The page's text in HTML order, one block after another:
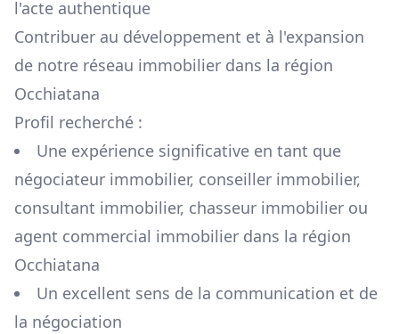
l'acte authentique
Contribuer au développement et à l'expansion
de notre réseau immobilier dans la région
Occhiatana
Profil recherché :
Une expérience significative en tant que
négociateur immobilier, conseiller immobilier,
consultant immobilier, chasseur immobilier ou
agent commercial immobilier dans la région
Occhiatana
Un excellent sens de la communication et de
la négociation